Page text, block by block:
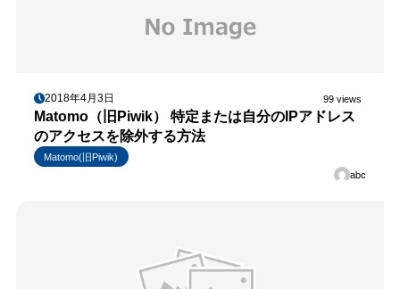
2018年4月3日 99 views
Matomo（旧Piwik） 特定または自分のIPアドレス
のアクセスを除外する方法
Matomo(旧Piwik)
abc